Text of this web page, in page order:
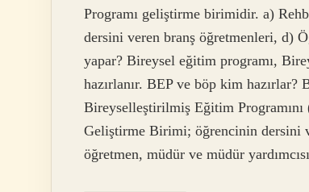
Programı geliştirme birimidir. a)
dersini veren branş öğretmenleri, d)
yapar? Bireysel eğitim programı,
hazırlanır. BEP ve böp kim
Bireyselleştirilmiş Eğitim
Geliştirme Birimi; öğrencinin dersini
öğretmen, müdür ve müdür